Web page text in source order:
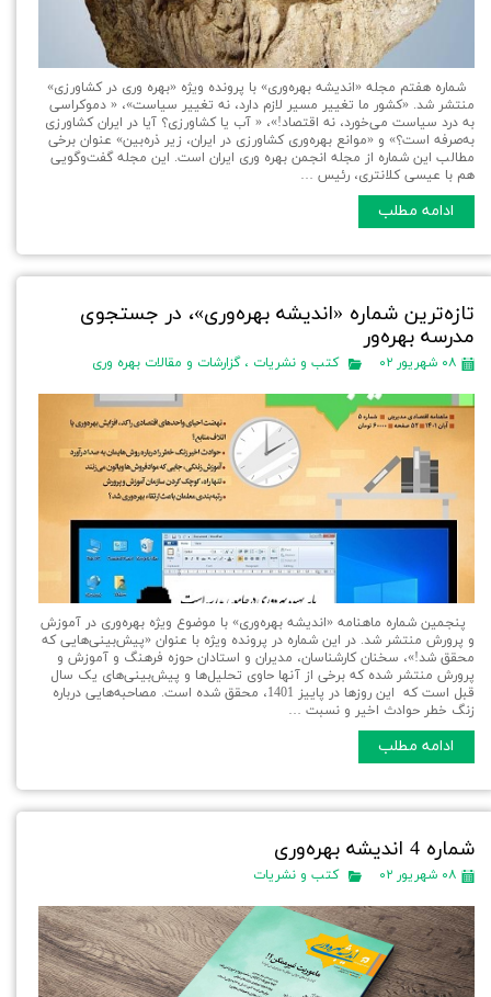
شماره هفتم مجله «اندیشه بهره‌وری» با پرونده ویژه «بهره وری در کشاورزی»
منتشر شد. «کشور ما تغییر مسیر لازم دارد، نه تغییر سیاست»، « دموکراسی
به درد سیاست می‌خورد، نه اقتصاد!»، « آب یا کشاورزی؟ آیا در ایران کشاورزی
به‌صرفه است؟» و «موانع بهره‌وری کشاورزی در ایران، زیر ذره‌بین» عنوان برخی
مطالب این شماره از مجله انجمن بهره وری ایران است. این مجله گفت‌وگویی
هم با عیسی کلانتری، رئیس …
ادامه مطلب
تازه‌ترین شماره «اندیشه بهره‌وری»، در جستجوی
مدرسه بهره‌ور
۰۸ شهریور ۰۲ کتب و نشریات ،گزارشات و مقالات بهره وری
پنجمین شماره ماهنامه «اندیشه بهره‌وری» با موضوع ویژه بهره‌وری در آموزش
و پرورش منتشر شد. در این شماره در پرونده ویژه با عنوان «پیش‌بینی‌هایی که
محقق شد!»، سخنان کارشناسان، مدیران و استادان حوزه فرهنگ و آموزش و
پرورش منتشر شده که برخی از آنها حاوی تحلیل‌ها و پیش‌بینی‌های یک سال
قبل است که این روزها در پاییز 1401، محقق شده است. مصاحبه‌هایی درباره
زنگ خطر حوادث اخیر و نسبت …
ادامه مطلب
شماره 4 اندیشه بهره‌وری
۰۸ شهریور ۰۲ کتب و نشریات